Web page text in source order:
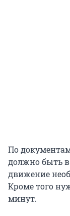
По
должно быть в
движение
Кроме того
минут.